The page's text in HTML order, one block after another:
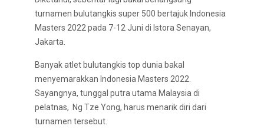
turnamen bulutangkis super 500 bertajuk Indonesia
Masters 2022 pada 7-12 Juni di Istora Senayan,
Jakarta.
Banyak atlet bulutangkis top dunia bakal
menyemarakkan Indonesia Masters 2022.
Sayangnya, tunggal putra utama Malaysia di
pelatnas, Ng Tze Yong, harus menarik diri dari
turnamen tersebut.